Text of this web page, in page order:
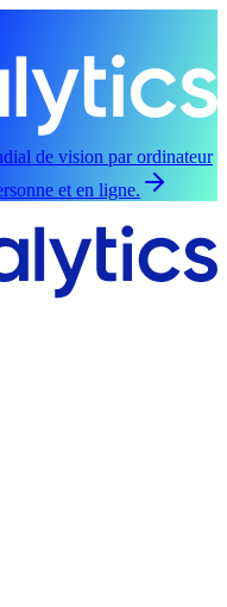
de vision par ordinateur
et en ligne.